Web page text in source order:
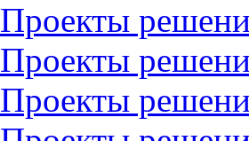
Проекты
Проекты
Проекты